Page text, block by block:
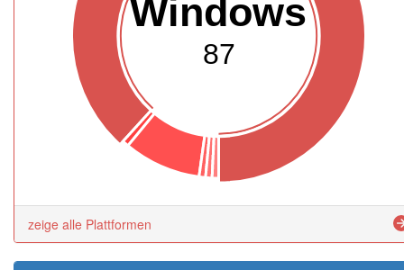
Windows
87
zeige alle Plattformen